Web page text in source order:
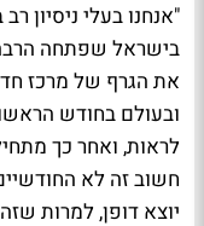
"אנחנו בעלי ניסיון
בישראל שפתחה
את הגרף של מרכז
ובעולם בחודש
לראות, ואחר כך
חשוב זה לא
יוצא דופן, למרות